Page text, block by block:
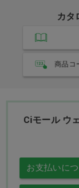
カタ
商品コ
Ciモール ウ
お支払いに